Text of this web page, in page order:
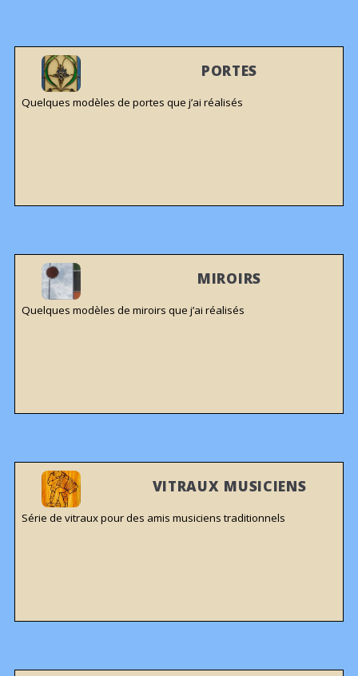
PORTES
Quelques modèles de portes que j’ai réalisés
MIROIRS
Quelques modèles de miroirs que j’ai réalisés
VITRAUX MUSICIENS
Série de vitraux pour des amis musiciens traditionnels